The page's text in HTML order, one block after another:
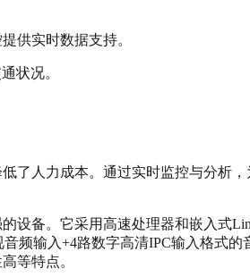
供实时数据支持。
状况。
了人力成本。通过实时监控与分析
设备。它采用高速处理器和嵌入式
频输入+4路数字高清IPC输入格式的
等特点。